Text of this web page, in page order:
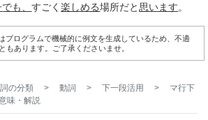
でも、すごく楽しめる場所だと 思います。
プログラムで機械的に例文を生成しているため、不適
もあります。ご了承くださいませ。
の分類 > 動詞 > 下一段活用 >
マ行下
味・解説